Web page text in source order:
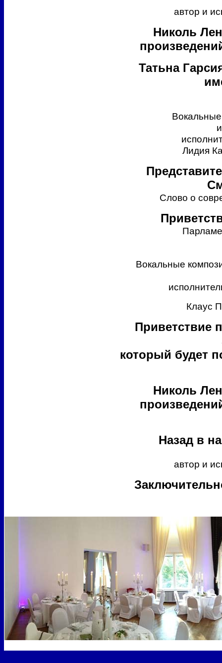
автор и
Николь
Татьна
Лидия
Слово о
Вокальные
Клаус
Приветствие
который будет
Николь
Назад в
автор и